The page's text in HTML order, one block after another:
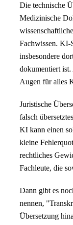
Die technische
Medizinische
Fachwissen. KI-
insbesondere
dokumentiert
Augen für alles
Juristische
falsch
KI kann einen
kleine
rechtliches
Fachleute, die
Dann gibt es
nennen,
Übersetzung